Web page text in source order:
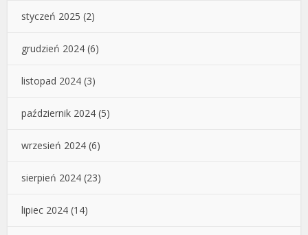
styczeń 2025 (2)
grudzień 2024 (6)
listopad 2024 (3)
październik 2024 (5)
wrzesień 2024 (6)
sierpień 2024 (23)
lipiec 2024 (14)